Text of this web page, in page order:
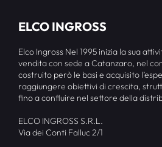
ELCO INGROSS
Elco Ingross Nel 1995 inizia la sua
vendita con sede a Catanzaro, nel
costruito però le basi e acquisito
raggiungere obiettivi di crescita,
fino a confluire nel settore della
ELCO INGROSS S.R.L.
Via dei Conti Falluc 2/1